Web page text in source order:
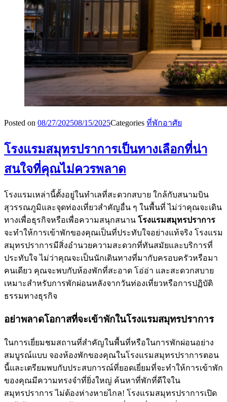
Posted on 08/27/202508/15/2025Categories ที่พักอาศัย
โรงแรมสมุทรปราการเป็นทางเลือกที่น่า
สนใจที่คุณไม่ควรพลาด
โรงแรมเหล่านี้ตั้งอยู่ในทำเลที่สะดวกสบาย ใกล้กับสนามบิน
สุวรรณภูมิและจุดท่องเที่ยวสำคัญอื่น ๆ ในพื้นที่ ไม่ว่าคุณจะเดิน
ทางเพื่อธุรกิจหรือเพื่อความสนุกสนาน โรงแรมสมุทรปราการ
จะทำให้การเข้าพักของคุณเป็นที่ประทับใจอย่างแท้จริง โรงแรม
สมุทรปราการมีสิ่งอำนวยความสะดวกที่ทันสมัยและบริการที่
ประทับใจ ไม่ว่าคุณจะเป็นนักเดินทางที่มากับครอบครัวหรือมา
คนเดียว คุณจะพบกับห้องพักที่สะอาด โอ่อ่า และสะดวกสบาย
เหมาะสำหรับการพักผ่อนหลังจากวันท่องเที่ยวหรือการปฏิบัติ
ธรรมทางธุรกิจ
อย่าพลาดโอกาสที่จะเข้าพักในโรงแรมสมุทรปราการ
ในการเยี่ยมชมสถานที่สำคัญในพื้นที่หรือในการพักผ่อนอย่าง
สมบูรณ์แบบ จองห้องพักของคุณในโรงแรมสมุทรปราการตอน
นี้และเตรียมพบกับประสบการณ์ที่ยอดเยี่ยมที่จะทำให้การเข้าพัก
ของคุณมีความทรงจำที่ยิ่งใหญ่ ค้นหาที่พักที่ดีใจใน
สมุทรปราการ ไม่ต้องห่างหายไกล! โรงแรมสมุทรปราการเปิด